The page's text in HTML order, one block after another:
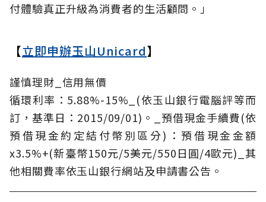
付體驗真正升級為消費者的生活顧問。」
【立即申辦玉山Unicard】
謹慎理財_信用無價
循環利率：5.88%-15%_(依玉山銀行電腦評等而
訂，基準日：2015/09/01)。_預借現金手續費(依
預借現金約定結付幣別區分)：預借現金金額
x3.5%+(新臺幣150元/5美元/550日圓/4歐元)_其
他相關費率依玉山銀行網站及申請書公告。